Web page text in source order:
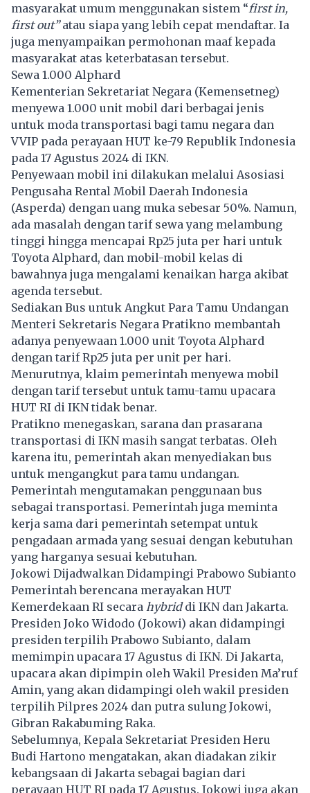
masyarakat umum menggunakan sistem “first in,
first out”atau siapa yang lebih cepat mendaftar. Ia
juga menyampaikan permohonan maaf kepada
masyarakat atas keterbatasan tersebut.
Sewa 1.000 Alphard
Kementerian Sekretariat Negara (Kemensetneg)
menyewa 1.000 unit mobil dari berbagai jenis
untuk moda transportasi bagi tamu negara dan
VVIP pada perayaan HUT ke-79 Republik Indonesia
pada 17 Agustus 2024 di IKN.
Penyewaan mobil ini dilakukan melalui Asosiasi
Pengusaha Rental Mobil Daerah Indonesia
(Asperda) dengan uang muka sebesar 50%. Namun,
ada masalah dengan tarif sewa yang melambung
tinggi hingga mencapai Rp25 juta per hari untuk
Toyota Alphard, dan mobil-mobil kelas di
bawahnya juga mengalami kenaikan harga akibat
agenda tersebut.
Sediakan Bus untuk Angkut Para Tamu Undangan
Menteri Sekretaris Negara Pratikno membantah
adanya penyewaan 1.000 unit Toyota Alphard
dengan tarif Rp25 juta per unit per hari.
Menurutnya, klaim pemerintah menyewa mobil
dengan tarif tersebut untuk tamu-tamu upacara
HUT RI di IKN tidak benar.
Pratikno menegaskan, sarana dan prasarana
transportasi di IKN masih sangat terbatas. Oleh
karena itu, pemerintah akan menyediakan bus
untuk mengangkut para tamu undangan.
Pemerintah mengutamakan penggunaan bus
sebagai transportasi. Pemerintah juga meminta
kerja sama dari pemerintah setempat untuk
pengadaan armada yang sesuai dengan kebutuhan
yang harganya sesuai kebutuhan.
Jokowi Dijadwalkan Didampingi Prabowo Subianto
Pemerintah berencana merayakan HUT
Kemerdekaan RI secara hybriddi IKN dan Jakarta.
Presiden Joko Widodo (Jokowi) akan didampingi
presiden terpilih Prabowo Subianto, dalam
memimpin upacara 17 Agustus di IKN. Di Jakarta,
upacara akan dipimpin oleh Wakil Presiden Ma’ruf
Amin, yang akan didampingi oleh wakil presiden
terpilih Pilpres 2024 dan putra sulung Jokowi,
Gibran Rakabuming Raka.
Sebelumnya, Kepala Sekretariat Presiden Heru
Budi Hartono mengatakan, akan diadakan zikir
kebangsaan di Jakarta sebagai bagian dari
perayaan HUT RI pada 17 Agustus. Jokowi juga akan